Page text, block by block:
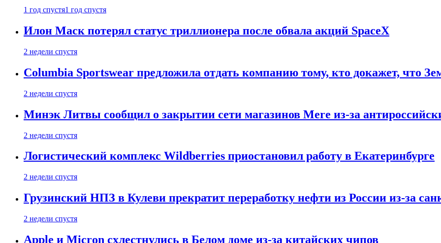
1 год спустя1 год спустя
Илон Маск потерял статус триллионера после обвала акций SpaceX
2 недели спустя
Columbia Sportswear предложила отдать компанию тому, кто докажет, что
2 недели спустя
Минэк Литвы сообщил о закрытии сети магазинов Mere из-за
2 недели спустя
Логистический комплекс Wildberries приостановил работу в Екатеринбурге
2 недели спустя
Грузинский НПЗ в Кулеви прекратит переработку нефти из России из-за
2 недели спустя
Apple и Micron схлестнулись в Белом доме из-за китайских чипов